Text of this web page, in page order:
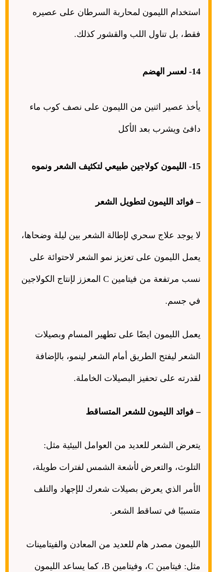
استخدام الليمون لمحاربة السرطان على عصيره
فقط، بل تناول اللب والقشور كذلك.
14- لعسر الهضم
يأخذ عصير اثنين من الليمون على نصف كوب ماء
دافئ ويشرب بعد الأكل
15- الليمون كولاجين طبيعي لتكثيف الشعر ونموه
– فوائد الليمون لتطويل الشعر
لا يوجد علاج سحري لإطالة الشعر بين ليلة وضحاها،
يعمل الليمون على تعزيز نمو الشعر لاحتوائة على
نسب مرتفعة من فيتامين C المعزز لإنتاج الكولاجين
في جسم.
يعمل الليمون ايضًا على تطهير المسام وبصيلات
الشعر ليفتح الطريق أمام الشعر لينمو، بالإضافة
لقدرته على تحفيز البصيلات الخاملة.
– فوائد الليمون للشعر المتساقط
يتعرض الشعر للعديد من العوامل البيئية مثل:
التلوث، والتعرض لأشعة الشمس لفترات طويلة،
الأمر الذي يعرض بصيلات شعرك للإجهاد والتلف
متسببًا في تساقط الشعر .
الليمون مصدر هام للعديد من المعادن والفيتامينات
مثل: فيتامين C، وفيتامينB، كما يساعد الليمون